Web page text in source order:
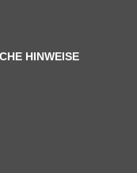
HINWEISE